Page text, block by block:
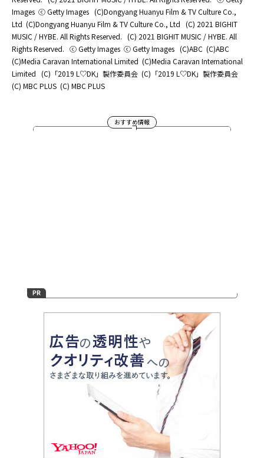
Images ⓒ Getty Images (C)Dongyang Huanyu Film & TV Culture Co.,
Ltd (C)Dongyang Huanyu Film & TV Culture Co., Ltd (C) 2021 BIGHIT
MUSIC / HYBE. All Rights Reserved. (C) 2021 BIGHIT MUSIC / HYBE. All
Rights Reserved. ⓒ Getty Images ⓒ Getty Images (C)ABC (C)ABC
(C)Media Caravan International Limited (C)Media Caravan International
Limited (C)「2019 L♡DK」製作委員会 (C)「2019 L♡DK」製作委員会
(C) MBC PLUS (C) MBC PLUS
おすすめ情報